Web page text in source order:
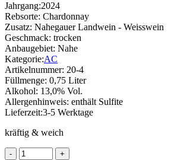
Jahrgang:2024
Rebsorte: Chardonnay
Zusatz: Nahegauer Landwein - Weisswein
Geschmack: trocken
Anbaugebiet: Nahe
Kategorie:AC
Artikelnummer: 20-4
Füllmenge: 0,75 Liter
Alkohol: 13,0% Vol.
Allergenhinweis: enthält Sulfite
Lieferzeit:3-5 Werktage
kräftig & weich
Chardonnay